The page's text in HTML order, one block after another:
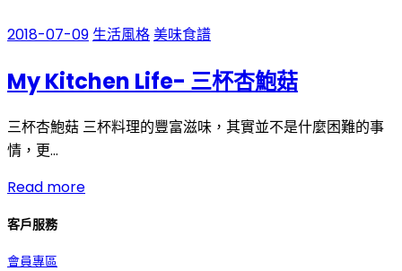
2018-07-09生活風格美味食譜
My Kitchen Life- 三杯杏鮑菇
三杯杏鮑菇 三杯料理的豐富滋味，其實並不是什麼困難的事
情，更…
Read more
客戶服務
會員專區